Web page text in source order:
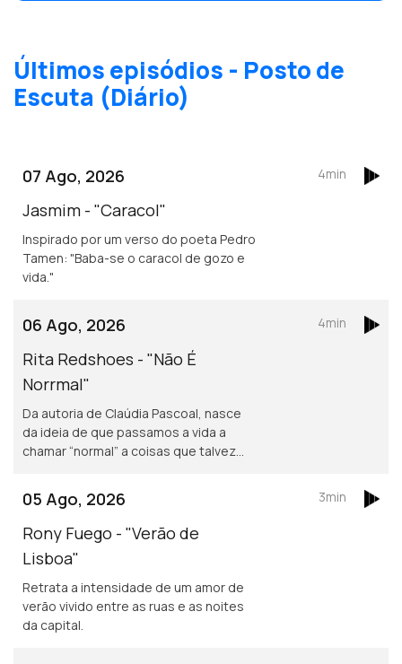
Últimos episódios - Posto de
Escuta (Diário)
07 Ago, 2026
Jasmim - "Caracol"
Inspirado por um verso do poeta Pedro
Tamen: "Baba-se o caracol de gozo e
vida."
4min
06 Ago, 2026
Rita Redshoes - "Não É
Norrmal"
Da autoria de Claúdia Pascoal, nasce
da ideia de que passamos a vida a
chamar “normal” a coisas que talvez
4min
05 Ago, 2026
Rony Fuego - "Verão de
Lisboa"
Retrata a intensidade de um amor de
verão vivido entre as ruas e as noites
da capital.
3min